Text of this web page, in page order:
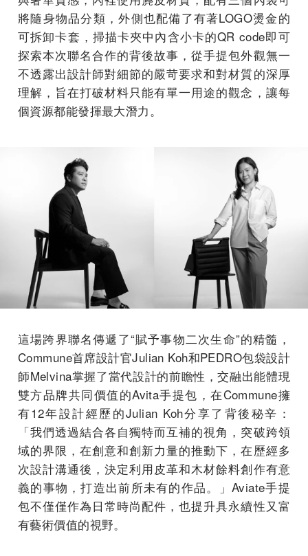
將隨身物品分類，外側也配備了有著LOGO燙金的
可拆卸卡套，掃描卡夾中內含小卡的QR code即可
探索本次聯名合作的背後故事，從手提包外觀無一
不透露出設計師對細節的嚴苛要求和對材質的深厚
理解，旨在打破材料只能有單一用途的觀念，讓每
個資源都能發揮最大潛力。
這場跨界聯名傳遞了“賦予事物二次生命”的精髓，
Commune首席設計官Julian Koh和PEDRO包袋設計
師Melvina掌握了當代設計的前瞻性，交融出能體現
雙方品牌共同價值的Avita手提包，在Commune擁
有12年設計經歷的Julian Koh分享了背後秘辛：
「我們透過結合各自獨特而互補的視角，突破跨領
域的界限，在創意和創新力量的推動下，在歷經多
次設計溝通後，決定利用皮革和木材餘料創作有意
義的事物，打造出前所未有的作品。」Aviate手提
包不僅僅作為日常時尚配件，也提升具永續性又富
有藝術價值的視野。